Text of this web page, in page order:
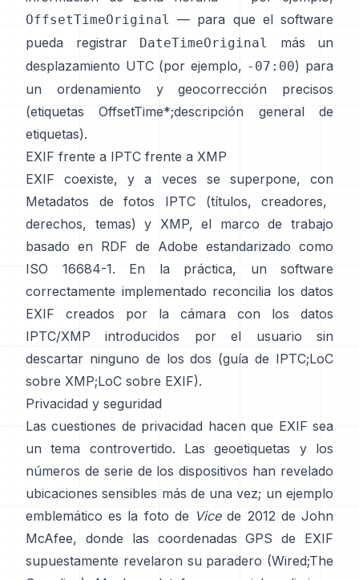
OffsetTimeOriginal — para que el software
pueda registrar DateTimeOriginal
más un
desplazamiento UTC (por ejemplo, -07:00) para
un ordenamiento y geocorrección precisos
(etiquetas OffsetTime*;descripción general de
etiquetas).
EXIF frente a IPTC frente a XMP
EXIF coexiste, y a veces se superpone, con
Metadatos de fotos IPTC (títulos, creadores,
derechos, temas) y XMP, el marco de trabajo
basado en RDF de Adobe estandarizado como
ISO 16684-1. En la práctica, un software
correctamente implementado reconcilia los datos
EXIF creados por la cámara con los datos
IPTC/XMP introducidos por el usuario sin
descartar ninguno de los dos (guía de IPTC;LoC
sobre XMP;LoC sobre EXIF).
Privacidad y seguridad
Las cuestiones de privacidad hacen que EXIF sea
un tema controvertido. Las geoetiquetas y los
números de serie de los dispositivos han revelado
ubicaciones sensibles más de una vez; un ejemplo
emblemático es la foto de Vicede 2012 de John
McAfee, donde las coordenadas GPS de EXIF
supuestamente revelaron su paradero (Wired;The